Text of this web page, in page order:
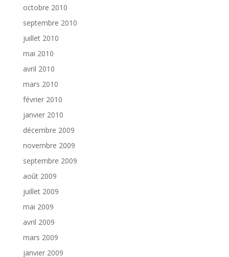
octobre 2010
septembre 2010
juillet 2010
mai 2010
avril 2010
mars 2010
février 2010
janvier 2010
décembre 2009
novembre 2009
septembre 2009
août 2009
juillet 2009
mai 2009
avril 2009
mars 2009
janvier 2009